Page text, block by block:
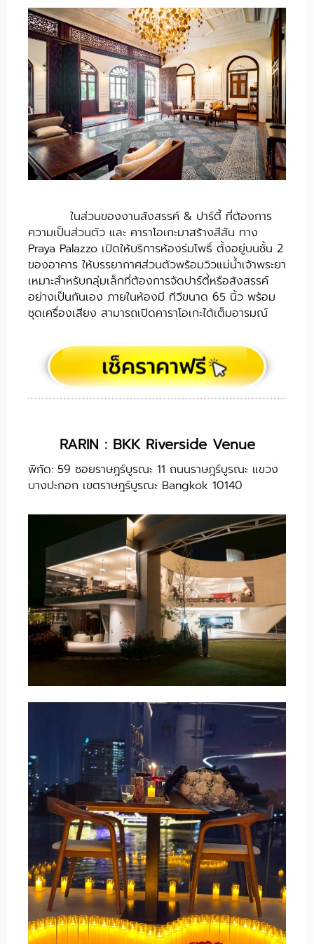
ในส่วนของงานสังสรรค์ & ปาร์ตี้ ที่ต้องการ
ความเป็นส่วนตัว และ คาราโอเกะมาสร้างสีสัน ทาง
Praya Palazzo เปิดให้บริการห้องร่มโพธิ์ ตั้งอยู่บนชั้น 2
ของอาคาร ให้บรรยากาศส่วนตัวพร้อมวิวแม่น้ำเจ้าพระยา
เหมาะสำหรับกลุ่มเล็กที่ต้องการจัดปาร์ตี้หรือสังสรรค์
อย่างเป็นกันเอง ภายในห้องมี ทีวีขนาด 65 นิ้ว พร้อม
ชุดเครื่องเสียง สามารถเปิดคาราโอเกะได้เต็มอารมณ์
RARIN : BKK Riverside Venue
พิกัด: 59 ซอยราษฎร์บูรณะ 11 ถนนราษฎร์บูรณะ แขวง
บางปะกอก เขตราษฎร์บูรณะ Bangkok 10140